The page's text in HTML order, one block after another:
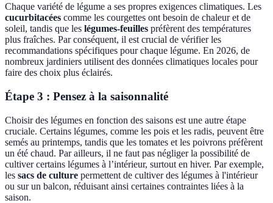
Chaque variété de légume a ses propres exigences climatiques. Les
cucurbitacées comme les courgettes ont besoin de chaleur et de
soleil, tandis que les légumes-feuilles préfèrent des températures
plus fraîches. Par conséquent, il est crucial de vérifier les
recommandations spécifiques pour chaque légume. En 2026, de
nombreux jardiniers utilisent des données climatiques locales pour
faire des choix plus éclairés.
Étape 3 : Pensez à la saisonnalité
Choisir des légumes en fonction des saisons est une autre étape
cruciale. Certains légumes, comme les pois et les radis, peuvent être
semés au printemps, tandis que les tomates et les poivrons préfèrent
un été chaud. Par ailleurs, il ne faut pas négliger la possibilité de
cultiver certains légumes à l’intérieur, surtout en hiver. Par exemple,
les sacs de culture permettent de cultiver des légumes à l'intérieur
ou sur un balcon, réduisant ainsi certaines contraintes liées à la
saison.